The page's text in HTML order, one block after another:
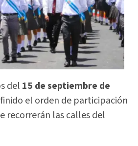
del 15 de septiembre de
el orden de participación
recorrerán las calles del